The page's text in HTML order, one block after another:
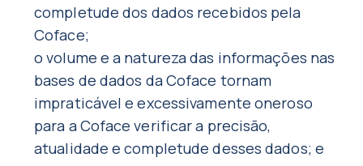
completude dos dados recebidos pela
Coface;
o volume e a natureza das informações nas
bases de dados da Coface tornam
impraticável e excessivamente oneroso
para a Coface verificar a precisão,
atualidade e completude desses dados; e